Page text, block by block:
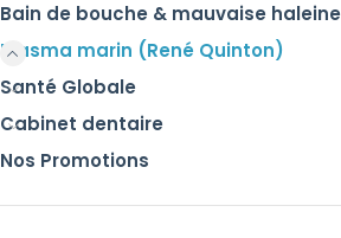
Bain de bouche & mauvaise haleine
Plasma marin (René Quinton)
Santé Globale
Cabinet dentaire
Nos Promotions